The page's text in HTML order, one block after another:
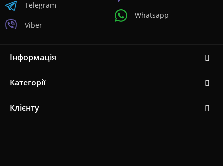
Telegram
Viber
Whatsapp
Інформація
Категорії
Клієнту